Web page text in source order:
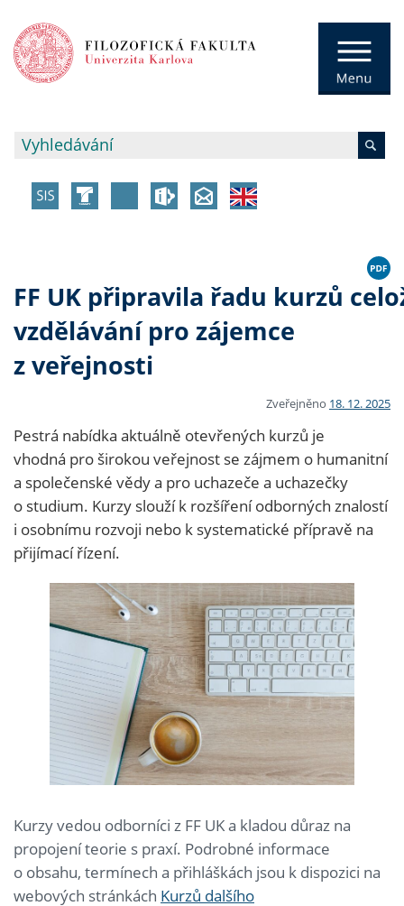
FF UK připravila řadu kurzů
vzdělávání pro zájemce
z veřejnosti
Zveřejněno 18. 12. 2025
Pestrá nabídka aktuálně otevřených kurzů je
vhodná pro širokou veřejnost se zájmem o humanitní
a společenské vědy a pro uchazeče a uchazečky
o studium. Kurzy slouží k rozšíření odborných znalostí
i osobnímu rozvoji nebo k systematické přípravě na
přijímací řízení.
Kurzy vedou odborníci z FF UK a kladou důraz na
propojení teorie s praxí. Podrobné informace
o obsahu, termínech a přihláškách jsou k dispozici na
webových stránkách Kurzů dalšího